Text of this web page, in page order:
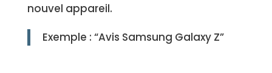
nouvel appareil.
Exemple : “Avis Samsung Galaxy Z”